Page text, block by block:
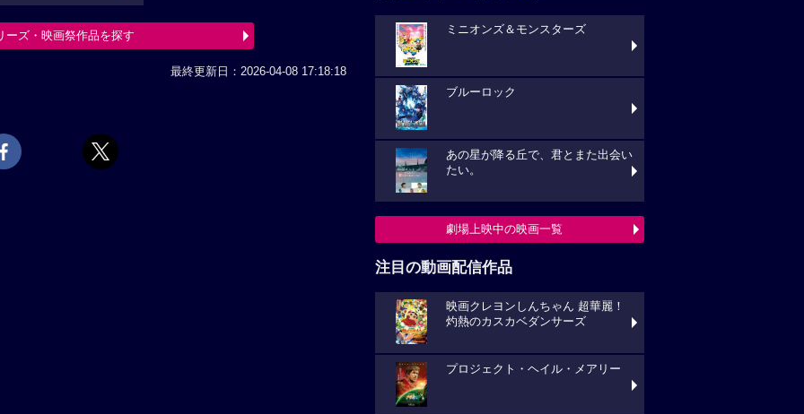
ーズ・映画祭作品を探す
最終更新日：2026-04-08 17:18:18
ミニオンズ＆モンスターズ
ブルーロック
あの星が降る丘で、君とまた出会い
たい。
劇場上映中の映画一覧
注目の動画配信作品
映画クレヨンしんちゃん 超華麗！
灼熱のカスカベダンサーズ
プロジェクト・ヘイル・メアリー